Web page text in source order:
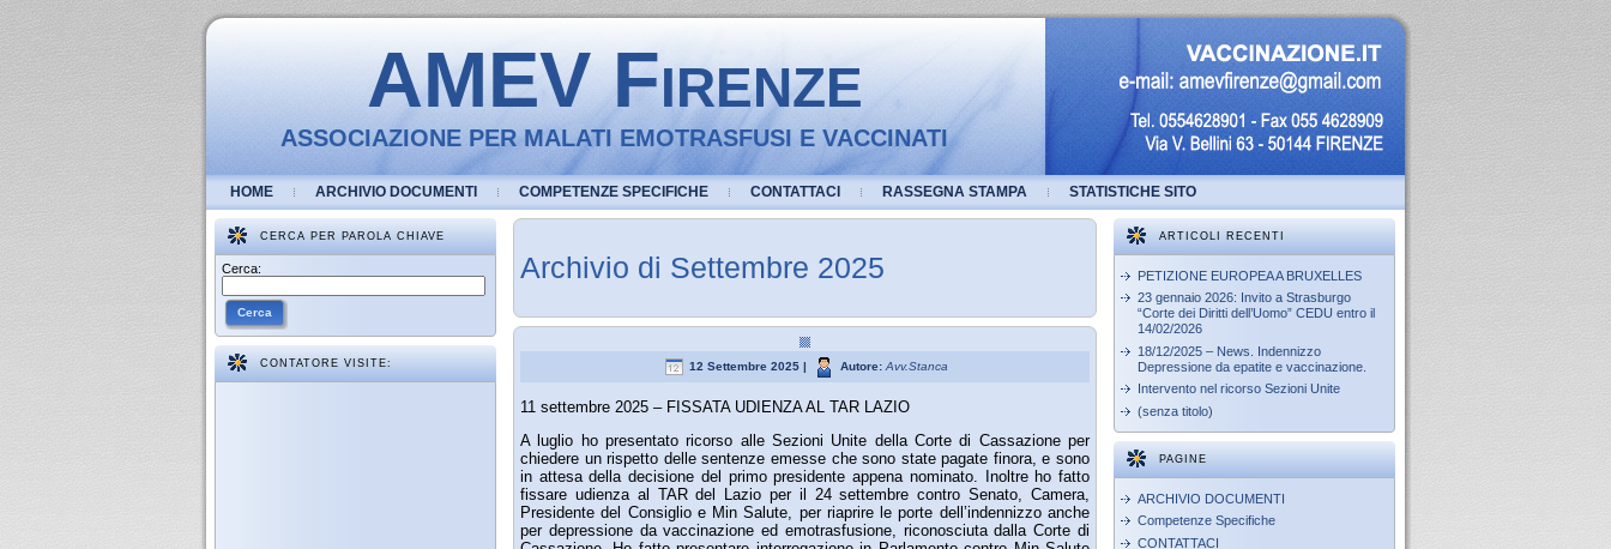
AMEV Firenze
ASSOCIAZIONE PER MALATI EMOTRASFUSI E VACCINATI
HOME ARCHIVIO DOCUMENTI COMPETENZE SPECIFICHE CONTATTACI RASSEGNA STAMPA STATISTICHE SITO
CERCA PER PAROLA CHIAVE
Cerca:
Cerca
CONTATORE VISITE:
Archivio di Settembre 2025
12 Settembre 2025 | Autore: Avv.Stanca
11 settembre 2025 – FISSATA UDIENZA AL TAR LAZIO
A luglio ho presentato ricorso alle Sezioni Unite della Corte di Cassazione per
chiedere un rispetto delle sentenze emesse che sono state pagate finora, e sono
in attesa della decisione del primo presidente appena nominato. Inoltre ho fatto
fissare udienza al TAR del Lazio per il 24 settembre contro Senato, Camera,
Presidente del Consiglio e Min Salute, per riaprire le porte dell’indennizzo anche
per depressione da vaccinazione ed emotrasfusione, riconosciuta dalla Corte di
ARTICOLI RECENTI
PETIZIONE EUROPEA A BRUXELLES
23 gennaio 2026: Invito a Strasburgo
“Corte dei Diritti dell’Uomo” CEDU entro il
14/02/2026
18/12/2025 – News. Indennizzo
Depressione da epatite e vaccinazione.
Intervento nel ricorso Sezioni Unite
(senza titolo)
PAGINE
ARCHIVIO DOCUMENTI
Competenze Specifiche
CONTATTACI